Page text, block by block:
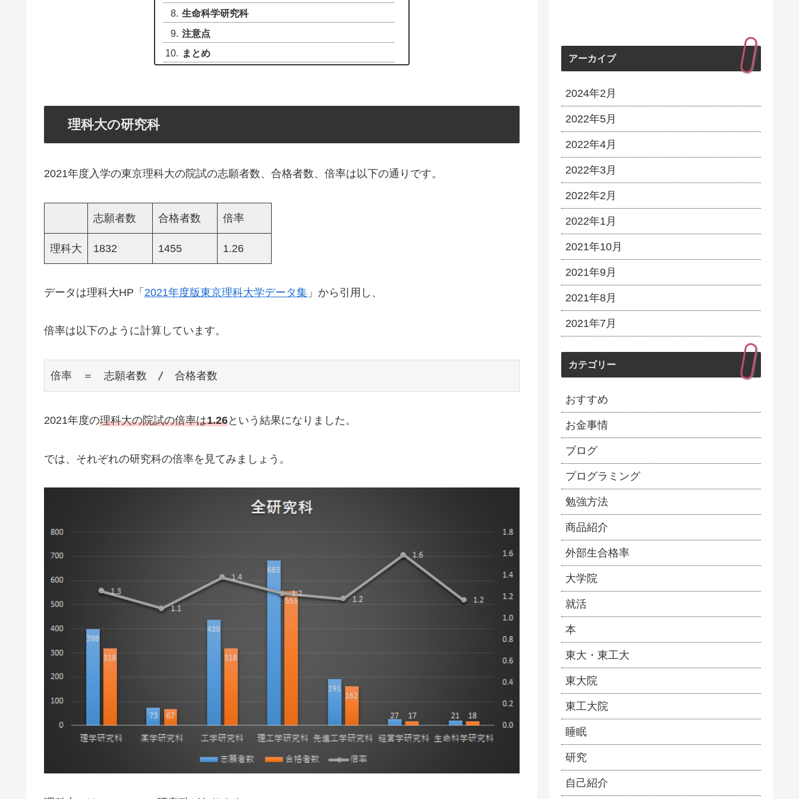
生命科学研究科
注意点
まとめ
理科大の研究科
2021年度入学の東京理科大の院試の志願者数、合格者数、倍率は以下の通りです。
志願者数 合格者数 倍率
理科大 1832 1455 1.26
データは理科大HP「 2021年度版東京理科大学データ集 」から引用し、
倍率は以下のように計算しています。
倍率　＝　志願者数　/　合格者数
2021年度の理科大の院試の倍率は1.26という結果になりました。
では、それぞれの研究科の倍率を見てみましょう。
アーカイブ
2024年2月
2022年5月
2022年4月
2022年3月
2022年2月
2022年1月
2021年10月
2021年9月
2021年8月
2021年7月
カテゴリー
おすすめ
お金事情
ブログ
プログラミング
勉強方法
商品紹介
外部生合格率
大学院
就活
本
東大・東工大
東大院
東工大院
睡眠
研究
自己紹介